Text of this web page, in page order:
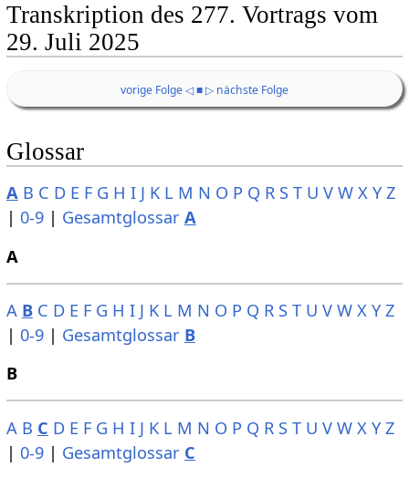
Transkription des 277. Vortrags vom
29. Juli 2025
vorige Folge ◁■▷ nächste Folge
Glossar
A B C D E F G H I J K L M N O P Q R S T U V W X Y Z
| 0-9| Gesamtglossar A
A
A B C D E F G H I J K L M N O P Q R S T U V W X Y Z
| 0-9| Gesamtglossar B
B
A B C D E F G H I J K L M N O P Q R S T U V W X Y Z
| 0-9| Gesamtglossar C